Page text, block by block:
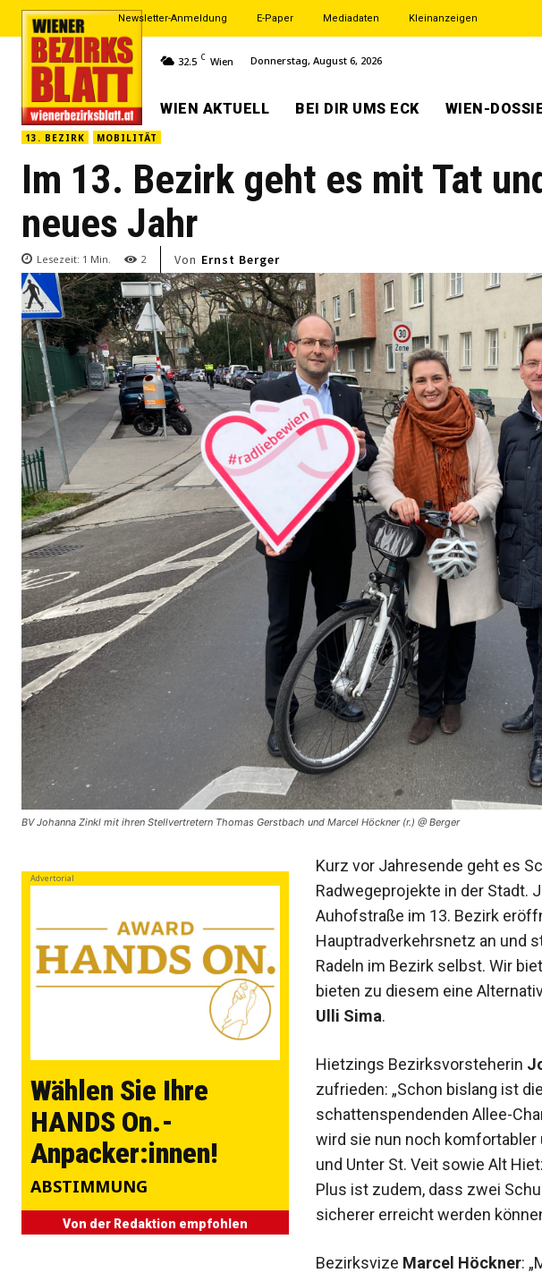
Newsletter-Anmeldung E-Paper Mediadaten Kleinanzeigen
32.5 C Wien Donnerstag, August 6, 2026
WIEN AKTUELL BEI DIR UMS ECK WIEN-
13. BEZIRK MOBILITÄT
Im 13. Bezirk geht es mit Tat
neues Jahr
Lesezeit: 1 Min. 2 Von Ernst Berger
BV Johanna Zinkl mit ihren Stellvertretern Thomas Gerstbach und Marcel Höckner (r.) @ Berger
Advertorial
Wählen Sie Ihre
HANDS On.-
Anpacker:innen!
ABSTIMMUNG
Von der Redaktion empfohlen
Kurz vor Jahresende geht es
Radwegeprojekte in der Stadt.
Auhofstraße im 13. Bezirk
Hauptradverkehrsnetz an und
Radeln im Bezirk selbst. Wir
bieten zu diesem eine
Ulli Sima.
Hietzings Bezirksvorsteherin
zufrieden: „Schon bislang ist
schattenspendenden Allee-
wird sie nun noch komfortabler
und Unter St. Veit sowie Alt
Plus ist zudem, dass zwei
sicherer erreicht werden
Bezirksvize Marcel Höckner: